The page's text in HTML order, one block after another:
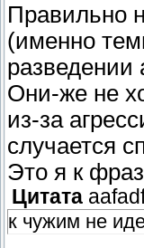
Правильно
(именно
разведении
Они-же не
из-за
случается
Это я к
Цитата
к чужим не